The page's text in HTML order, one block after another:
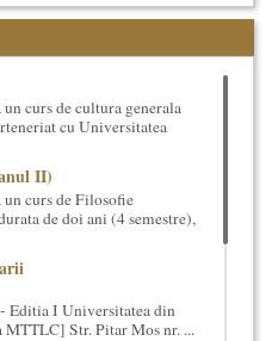
oamenii ei, pe
numele -, insa acum
ale culturii.
si administram proiecte
de finantare, marketing
concursuri, concerte si
publice, tinem cursuri de
filosofica si de alte feluri.
cei care il administreaza si
de mai jos.
curs de cultura generala
cu Universitatea
II)
curs de Filosofie
de doi ani (4 semestre),
Editia I Universitatea din
MTTLC] Str. Pitar Mos nr. ...